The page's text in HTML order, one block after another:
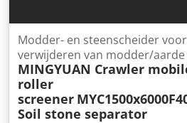
rupsmobiele brekers kunnen met
zelfs op de meest veeleisende
speciaal ontworpen chassis en
kan maatwerk geleverd worden op
onder andere een kaakbreker,
impact- of kegelbreker. Alle
het verwerkingsproces is
wordt aangedreven door
Modder- en steenscheider
verwijderen van modder/aarde
MINGYUAN Crawler
roller
screener
Soil stone separator